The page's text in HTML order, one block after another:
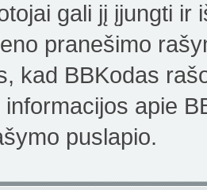
gali jį įjungti
pranešimo
kad BBKodas
informacijos apie
puslapio.